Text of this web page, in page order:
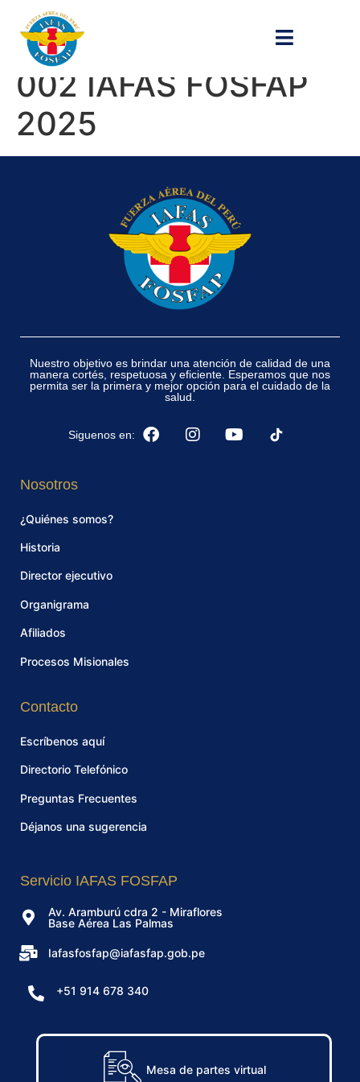
Convocatoria CAS
002 IAFAS FOSFAP
2025
Nuestro objetivo es brindar una atención de calidad de una
manera cortés, respetuosa y eficiente. Esperamos que nos
permita ser la primera y mejor opción para el cuidado de la
salud.
Siguenos en:
Nosotros
¿Quiénes somos?
Historia
Director ejecutivo
Organigrama
Afiliados
Procesos Misionales
Contacto
Escríbenos aquí
Directorio Telefónico
Preguntas Frecuentes
Déjanos una sugerencia
Servicio IAFAS FOSFAP
Av. Aramburú cdra 2 - Miraflores
Base Aérea Las Palmas
Iafasfosfap@iafasfap.gob.pe
+51 914 678 340
Mesa de partes virtual